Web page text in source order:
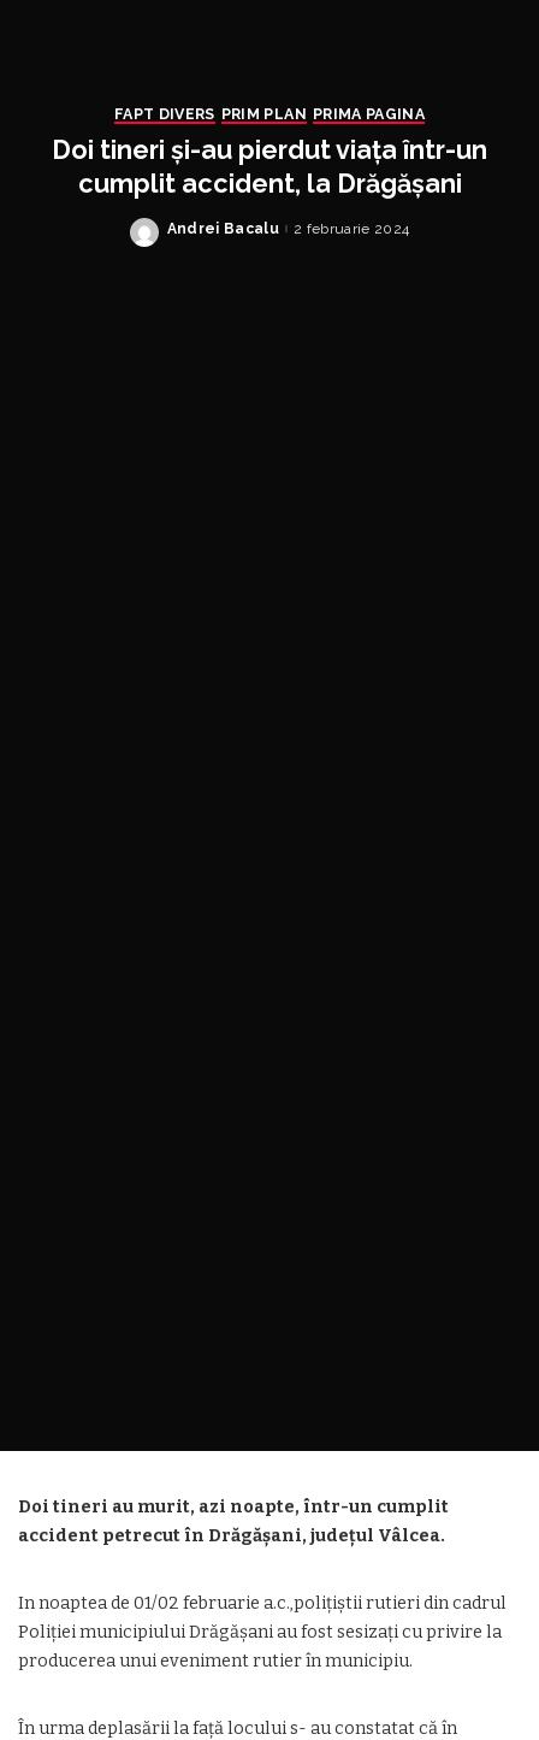
FAPT DIVERS PRIM PLAN PRIMA PAGINA
Doi tineri și-au pierdut viața într-un
cumplit accident, la Drăgășani
Posted
Andrei Bacalu 2 februarie 2024
Doi tineri au murit, azi noapte, într-un cumplit
accident petrecut în Drăgășani, județul Vâlcea.
In noaptea de 01/02 februarie a.c.,polițiștii rutieri din cadrul
Poliției municipiului Drăgășani au fost sesizați cu privire la
producerea unui eveniment rutier în municipiu.
În urma deplasării la față locului s- au constatat că în